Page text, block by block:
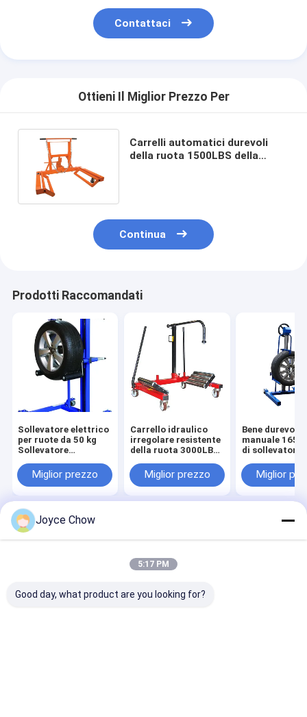
Contattaci
Ottieni Il Miglior Prezzo Per
Carrelli automatici durevoli
della ruota 1500LBS della
Continua
Prodotti Raccomandati
Sollevatore elettrico
per ruote da 50 kg
Sollevatore
portatile per ruote
Miglior prezzo
Carrello idraulico
irregolare resistente
della ruota 3000LBS
Miglior prezzo
Bene durevole
manuale 165
di sollevatore
Sollevatore
meccanico
Miglior
Casa Circa noi
Mappa del sito
politica sulla riservatezza
Trasmissione idraulica JackFabbrica cinese.Copyright ©
2026 Jiaxing Yeeda International Co.,Ltd. All Rights Reserved.
Joyce Chow
5:17 PM
Good day, what product are you looking for?